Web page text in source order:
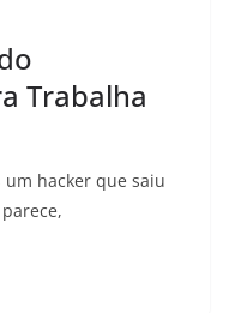
Trabalha
um hacker que saiu